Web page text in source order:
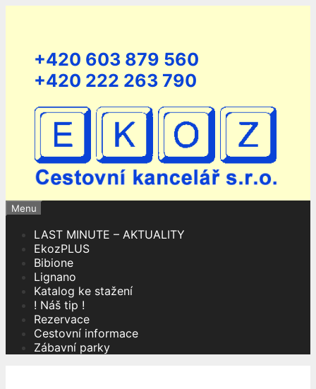
+420 603 879 560
+420 222 263 790
Menu
LAST MINUTE – AKTUALITY
EkozPLUS
Bibione
Lignano
Katalog ke stažení
! Náš tip !
Rezervace
Cestovní informace
Zábavní parky